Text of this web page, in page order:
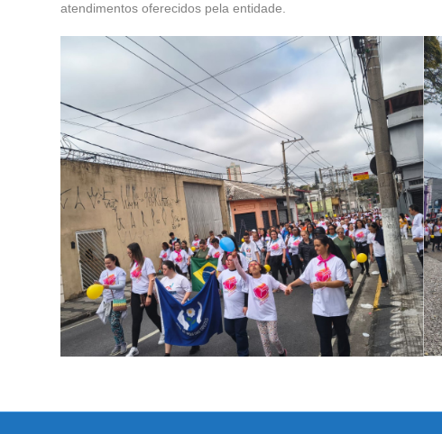
atendimentos oferecidos pela entidade.